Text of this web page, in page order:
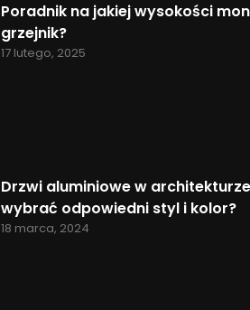
Poradnik na jakiej wysokości
grzejnik?
17 lutego, 2025
Drzwi aluminiowe w
wybrać odpowiedni styl i kolor?
18 marca, 2024